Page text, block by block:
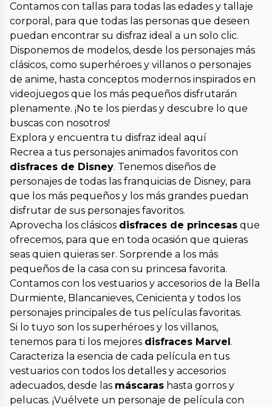
Contamos con tallas para todas las edades y tallaje
corporal, para que todas las personas que deseen
puedan encontrar su disfraz ideal a un solo clic.
Disponemos de modelos, desde los personajes más
clásicos, como superhéroes y villanos o personajes
de anime, hasta conceptos modernos inspirados en
videojuegos que los más pequeños disfrutarán
plenamente. ¡No te los pierdas y descubre lo que
buscas con nosotros!
Explora y encuentra tu disfraz ideal aquí
Recrea a tus personajes animados favoritos con
disfraces de Disney. Tenemos diseños de
personajes de todas las franquicias de Disney, para
que los más pequeños y los más grandes puedan
disfrutar de sus personajes favoritos.
Aprovecha los clásicos disfraces de princesas que
ofrecemos, para que en toda ocasión que quieras
seas quien quieras ser. Sorprende a los más
pequeños de la casa con su princesa favorita.
Contamos con los vestuarios y accesorios de la Bella
Durmiente, Blancanieves, Cenicienta y todos los
personajes principales de tus películas favoritas.
Si lo tuyo son los superhéroes y los villanos,
tenemos para ti los mejores disfraces Marvel .
Caracteriza la esencia de cada película en tus
vestuarios con todos los detalles y accesorios
adecuados, desde las máscaras hasta gorros y
pelucas. ¡Vuélvete un personaje de película con